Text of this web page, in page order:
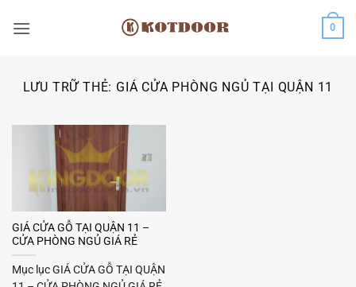
qua
0
LƯU TRỮ THẺ: GIÁ CỬA PHÒNG NGỦ TẠI QUẬN 11
GIÁ CỬA GỖ TẠI QUẬN 11 –
CỬA PHÒNG NGỦ GIÁ RẺ
Mục lục GIÁ CỬA GỖ TẠI QUẬN